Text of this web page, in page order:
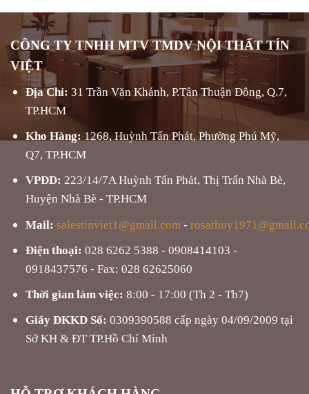
CÔNG TY TNHH MTV TMDV NỘI THẤT TÍN
VIỆT
Địa Chỉ: 31 Trần Văn Khánh, P.Tân Thuận Đông, Q.7,
TP.HCM
Kho Hàng: 1268, Huỳnh Tấn Phát, Phường Phú Mỹ,
Q7, TP.HCM
VPĐD: 223/14/7A Huỳnh Tấn Phát, Thị Trấn Nhà Bè,
Huyện Nhà Bè - TP.HCM
Mail: salestinviet1@gmail.com -
Điện thoại: 028 6262 5388 - 0908414103 -
0918437576 - Fax: 028 62625060
Thời gian làm việc: 8:00 - 17:00 (Th 2 - Th7)
Giấy ĐKKD Số: 0309390588 cấp ngày 04/09/2009 tại
Sở KH & ĐT TP.Hồ Chí Minh